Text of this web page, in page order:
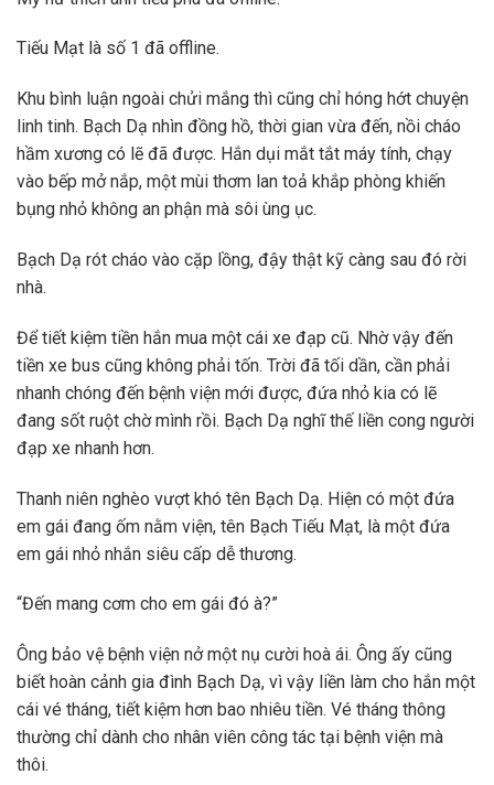
Tiếu Mạt là số 1 đã offline.
Khu bình luận ngoài chửi mắng thì cũng chỉ hóng hớt chuyện
linh tinh. Bạch Dạ nhìn đồng hồ, thời gian vừa đến, nồi cháo
hầm xương có lẽ đã được. Hắn dụi mắt tắt máy tính, chạy
vào bếp mở nắp, một mùi thơm lan toả khắp phòng khiến
bụng nhỏ không an phận mà sôi ùng ục.
Bạch Dạ rót cháo vào cặp lồng, đậy thật kỹ càng sau đó rời
nhà.
Để tiết kiệm tiền hắn mua một cái xe đạp cũ. Nhờ vậy đến
tiền xe bus cũng không phải tốn. Trời đã tối dần, cần phải
nhanh chóng đến bệnh viện mới được, đứa nhỏ kia có lẽ
đang sốt ruột chờ mình rồi. Bạch Dạ nghĩ thế liền cong người
đạp xe nhanh hơn.
Thanh niên nghèo vượt khó tên Bạch Dạ. Hiện có một đứa
em gái đang ốm nằm viện, tên Bạch Tiếu Mạt, là một đứa
em gái nhỏ nhắn siêu cấp dễ thương.
“Đến mang cơm cho em gái đó à?”
Ông bảo vệ bệnh viện nở một nụ cười hoà ái. Ông ấy cũng
biết hoàn cảnh gia đình Bạch Dạ, vì vậy liền làm cho hắn một
cái vé tháng, tiết kiệm hơn bao nhiêu tiền. Vé tháng thông
thường chỉ dành cho nhân viên công tác tại bệnh viện mà
thôi.